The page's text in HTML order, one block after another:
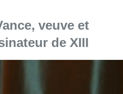
veuve et
de XIII